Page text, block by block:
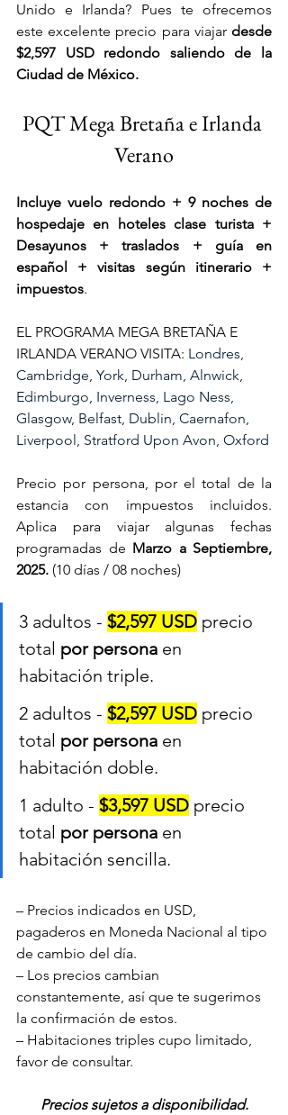
VIAJES 2027
Unido e Irlanda? Pues te ofrecemos
este excelente precio para viajar desde
$2,597 USD redondo saliendo de la
Ciudad de México.
PQT Mega Bretaña e Irlanda
Verano
Incluye vuelo redondo + 9 noches de
hospedaje en hoteles clase turista +
Desayunos + traslados + guía en
español + visitas según itinerario +
impuestos.
EL PROGRAMA MEGA BRETAÑA E
IRLANDA VERANO VISITA: Londres,
Cambridge, York, Durham, Alnwick,
Edimburgo, Inverness, Lago Ness,
Glasgow, Belfast, Dublin, Caernafon,
Liverpool, Stratford Upon Avon, Oxford
Precio por persona, por el total de la
estancia con impuestos incluidos.
Aplica para viajar algunas fechas
programadas de Marzo a Septiembre,
2025. (10 días / 08 noches)
3 adultos - $2,597 USD precio
total por persona en
habitación triple.
2 adultos - $2,597 USD precio
total por persona en
habitación doble.
1 adulto - $3,597 USD precio
total por persona en
habitación sencilla.
– Precios indicados en USD,
pagaderos en Moneda Nacional al tipo
de cambio del día.
– Los precios cambian
constantemente, así que te sugerimos
la confirmación de estos.
– Habitaciones triples cupo limitado,
favor de consultar.
Precios sujetos a disponibilidad.